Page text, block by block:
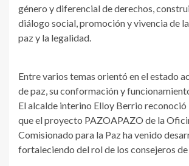
género y diferencial de derechos,
diálogo social, promoción y vivencia de
paz y la legalidad.
Entre varios temas orientó en el estado
de paz, su conformación y
El alcalde interino Elloy Berrio
que el proyecto PAZOAPAZO de la
Comisionado para la Paz ha venido
fortaleciendo del rol de los consejeros de